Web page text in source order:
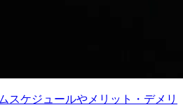
スケジュールやメリット・デメリ